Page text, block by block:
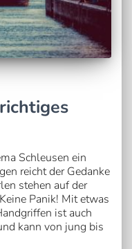
Schleusen ein
reicht der Gedanke
stehen auf der
Panik! Mit etwas
ist auch
kann von jung bis